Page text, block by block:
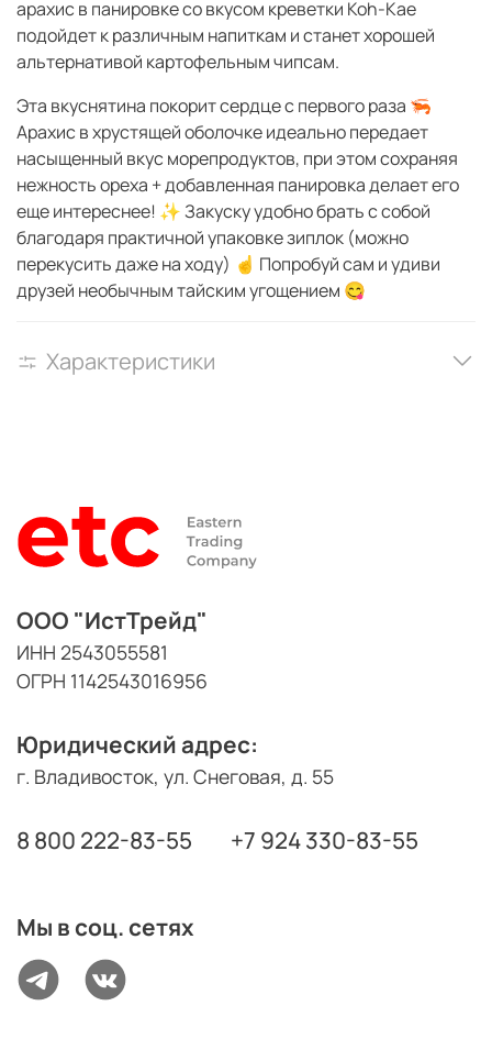
арахис в панировке со вкусом креветки Koh-Kae
подойдет к различным напиткам и станет хорошей
альтернативой картофельным чипсам.
Эта вкуснятина покорит сердце с первого раза 🦐
Арахис в хрустящей оболочке идеально передает
насыщенный вкус морепродуктов, при этом сохраняя
нежность ореха + добавленная панировка делает его
еще интереснее! ✨ Закуску удобно брать с собой
благодаря практичной упаковке зиплок (можно
перекусить даже на ходу) ☝️ Попробуй сам и удиви
друзей необычным тайским угощением 😋
Характеристики
ООО "ИстТрейд"
ИНН 2543055581
ОГРН 1142543016956
Юридический адрес:
г. Владивосток, ул. Снеговая, д. 55
8 800 222-83-55 +7 924 330-83-55
Мы в соц. сетях